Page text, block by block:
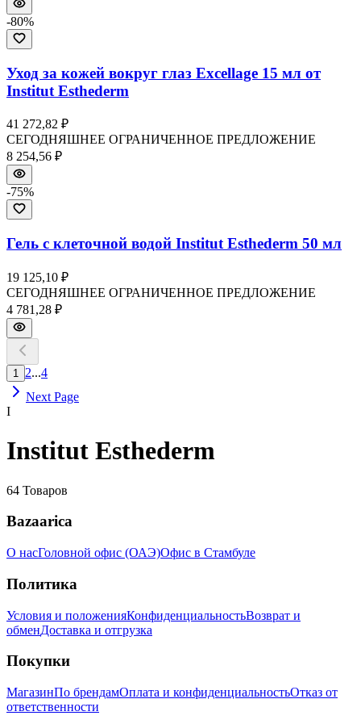
-80%
Уход за кожей вокруг глаз Excellage 15 мл от
Institut Esthederm
41 272,82 ₽
СЕГОДНЯШНЕЕ ОГРАНИЧЕННОЕ ПРЕДЛОЖЕНИЕ
8 254,56 ₽
-75%
Гель с клеточной водой Institut Esthederm 50 мл
19 125,10 ₽
СЕГОДНЯШНЕЕ ОГРАНИЧЕННОЕ ПРЕДЛОЖЕНИЕ
4 781,28 ₽
1 2...4
Next Page
I
Institut Esthederm
64 Товаров
Bazaarica
О насГоловной офис (ОАЭ)Офис в Стамбуле
Политика
Условия и положенияКонфиденциальностьВозврат и
обменДоставка и отгрузка
Покупки
МагазинПо брендамОплата и конфиденциальностьОтказ от
ответственности